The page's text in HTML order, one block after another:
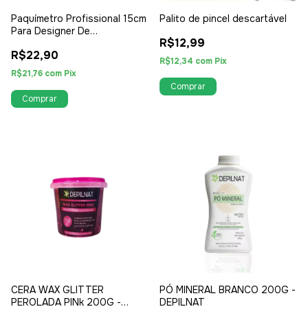
Paquímetro Profissional 15cm
Para Designer De
R$22,90
R$21,76 com Pix
Palito de pincel descartável
R$12,99
R$12,34 com Pix
CERA WAX GLITTER
PEROLADA PINk 200G -
PÓ MINERAL BRANCO 200G -
DEPILNAT